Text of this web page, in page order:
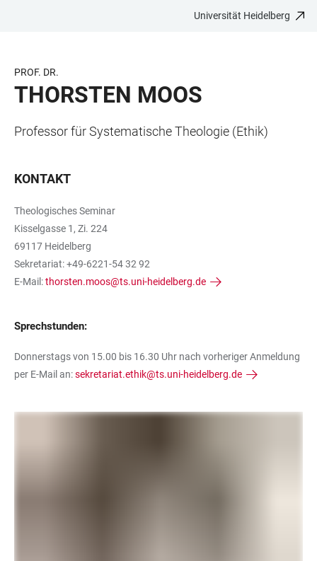
BARRIEREFREIHEIT
Universität Heidelberg
PROF. DR.
THORSTEN MOOS
Professor für Systematische Theologie (Ethik)
KONTAKT
Theologisches Seminar
Kisselgasse 1, Zi. 224
69117 Heidelberg
Sekretariat: +49-6221-54 32 92
E-Mail:thorsten.moos@ts.uni-heidelberg.de
Sprechstunden:
Donnerstags von 15.00 bis 16.30 Uhr nach vorheriger Anmeldung
per E-Mail an:sekretariat.ethik@ts.uni-heidelberg.de